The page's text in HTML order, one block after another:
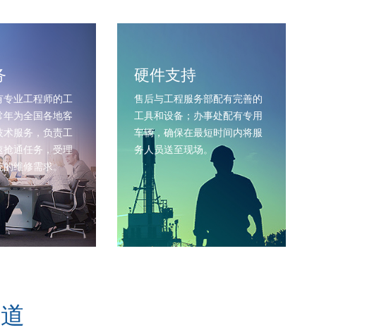
专业工程师的工
年为全国各地客
术服务，负责工
抢通任务，受理
的维修需求。
硬件支持
售后与工程服务部配有完善的
工具和设备；办事处配有专用
车辆，确保在最短时间内将服
务人员送至现场。